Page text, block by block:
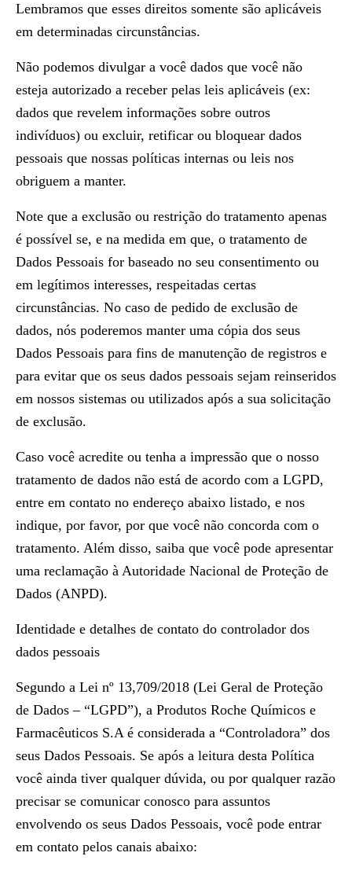
Lembramos que esses direitos somente são aplicáveis
em determinadas circunstâncias.
Não podemos divulgar a você dados que você não
esteja autorizado a receber pelas leis aplicáveis (ex:
dados que revelem informações sobre outros
indivíduos) ou excluir, retificar ou bloquear dados
pessoais que nossas políticas internas ou leis nos
obriguem a manter.
Note que a exclusão ou restrição do tratamento apenas
é possível se, e na medida em que, o tratamento de
Dados Pessoais for baseado no seu consentimento ou
em legítimos interesses, respeitadas certas
circunstâncias. No caso de pedido de exclusão de
dados, nós poderemos manter uma cópia dos seus
Dados Pessoais para fins de manutenção de registros e
para evitar que os seus dados pessoais sejam reinseridos
em nossos sistemas ou utilizados após a sua solicitação
de exclusão.
Caso você acredite ou tenha a impressão que o nosso
tratamento de dados não está de acordo com a LGPD,
entre em contato no endereço abaixo listado, e nos
indique, por favor, por que você não concorda com o
tratamento. Além disso, saiba que você pode apresentar
uma reclamação à Autoridade Nacional de Proteção de
Dados (ANPD).
Identidade e detalhes de contato do controlador dos
dados pessoais
Segundo a Lei nº 13,709/2018 (Lei Geral de Proteção
de Dados – “LGPD”), a Produtos Roche Químicos e
Farmacêuticos S.A é considerada a “Controladora” dos
seus Dados Pessoais. Se após a leitura desta Política
você ainda tiver qualquer dúvida, ou por qualquer razão
precisar se comunicar conosco para assuntos
envolvendo os seus Dados Pessoais, você pode entrar
em contato pelos canais abaixo: